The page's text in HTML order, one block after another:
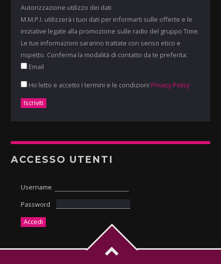
Autorizzazione utilizzo dei dati
M.M.P.I. utilizzerà i tuoi dati per informarti sulle offerte e le
iniziative legate alla promozione sulle radio del gruppo Time.
Le tue informazioni saranno trattate con senso etico e
rispetto. Conferma la modalità di contatto da te preferita:
Email
Ho letto e accetto i termini e le condizioni Privacy Policy
ACCESSO UTENTI
Username
Password